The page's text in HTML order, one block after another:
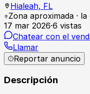
Hialeah, FL
Zona aproximada ·
17 mar 2026·6 vistas
Chatear con el
Llamar
Reportar anuncio
Descripción